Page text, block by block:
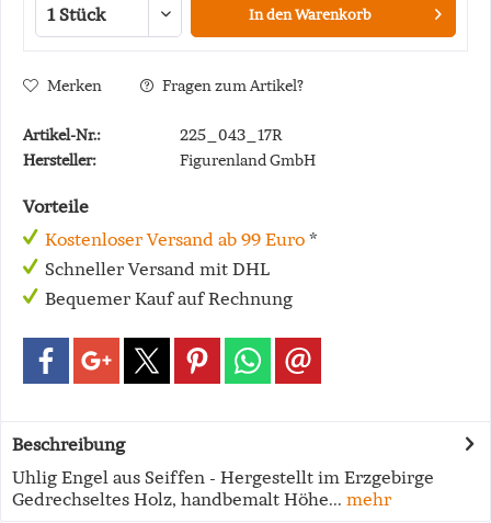
In denWarenkorb
Merken Fragen zum Artikel?
Artikel-Nr.:
225_043_17R
Hersteller:
Figurenland GmbH
Vorteile
Kostenloser Versand ab 99 Euro *
Schneller Versand mit DHL
Bequemer Kauf auf Rechnung
Beschreibung
Uhlig Engel aus Seiffen - Hergestellt im Erzgebirge
Gedrechseltes Holz, handbemalt Höhe... mehr